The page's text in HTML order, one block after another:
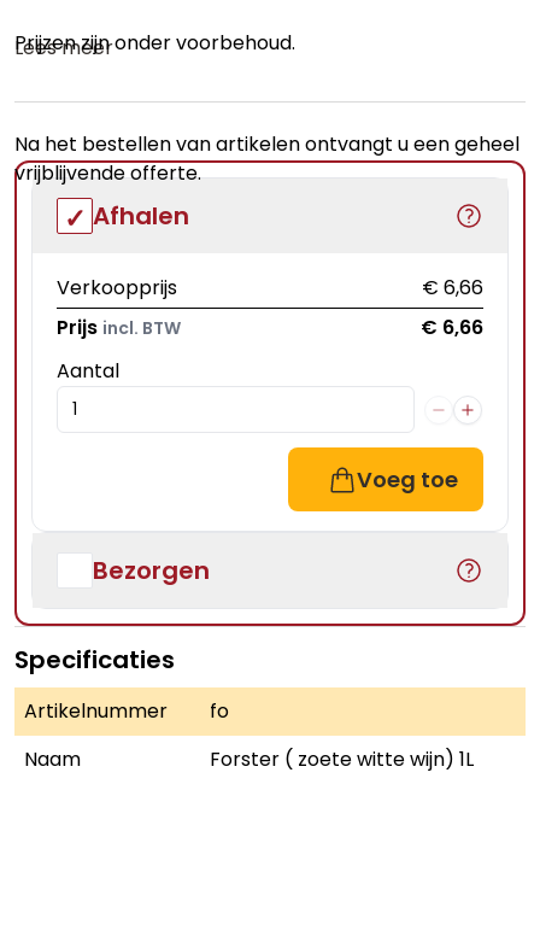
Prijzen zijn onder voorbehoud.
Na het bestellen van artikelen ontvangt u een geheel
vrijblijvende offerte.
Lees meer
Afhalen
Verkoopprijs
€ 6,66
Prijs incl. BTW
€ 6,66
Aantal
Voeg toe
Bezorgen
Specificaties
Artikelnummer
fo
Naam
Forster ( zoete witte wijn) 1L